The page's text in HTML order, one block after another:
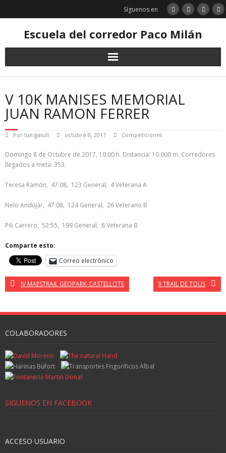
Síguenos en
Escuela del corredor Paco Milán
V 10K MANISES MEMORIAL
JUAN RAMON FERRER
Por luis gasull octubre 8, 2017 Competiciones
Domingo 8 de Octubre de 2017, 10:00 h. Distancia: 10.000 m. Corredores
llegados a meta: 353.
Teresa Ramón, 47:08, 123 General, 4 Veterana A
Nelo Andújar, 47:08, 124 General, 26 Veterano B
Pili Carrero, 52:55, 199 General, 8 Veterana B
Comparte esto:
Correo electrónico
IV MAESTRAIL GEOPARK-CASTELLOTE II TRAIL DE TOUS
COLABORADORES
SIGUENOS EN FACEBOOK
ACCESO USUARIO